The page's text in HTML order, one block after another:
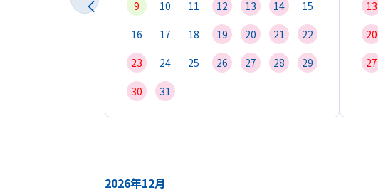
9
10 11 12 13 14
15
16
17 18 19 20 21
22
23
24 25 26 27 28
29
30
31
13
20
27
2026年12月